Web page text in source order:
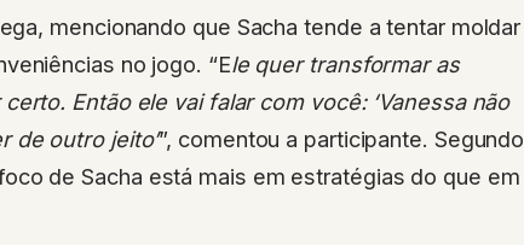
no jogo. “E le quer transformar as
Então ele vai falar com você: ‘Vanessa não
de outro jeito’”, comentou a participante. Segundo
de Sacha está mais em estratégias do que em